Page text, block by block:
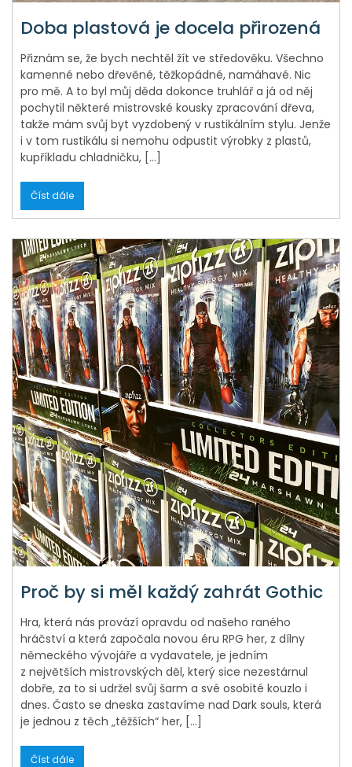
Doba plastová je docela přirozená
Přiznám se, že bych nechtěl žít ve středověku. Všechno
kamenné nebo dřevěné, těžkopádné, namáhavé. Nic
pro mě. A to byl můj děda dokonce truhlář a já od něj
pochytil některé mistrovské kousky zpracování dřeva,
takže mám svůj byt vyzdobený v rustikálním stylu. Jenže
i v tom rustikálu si nemohu odpustit výrobky z plastů,
kupříkladu chladničku, […]
Číst dále
Proč by si měl každý zahrát Gothic
Hra, která nás provází opravdu od našeho raného
hráčství a která započala novou éru RPG her, z dílny
německého vývojáře a vydavatele, je jedním
z největších mistrovských děl, který sice nezestárnul
dobře, za to si udržel svůj šarm a své osobité kouzlo i
dnes. Často se dneska zastavíme nad Dark souls, která
je jednou z těch „těžších“ her, […]
Číst dále